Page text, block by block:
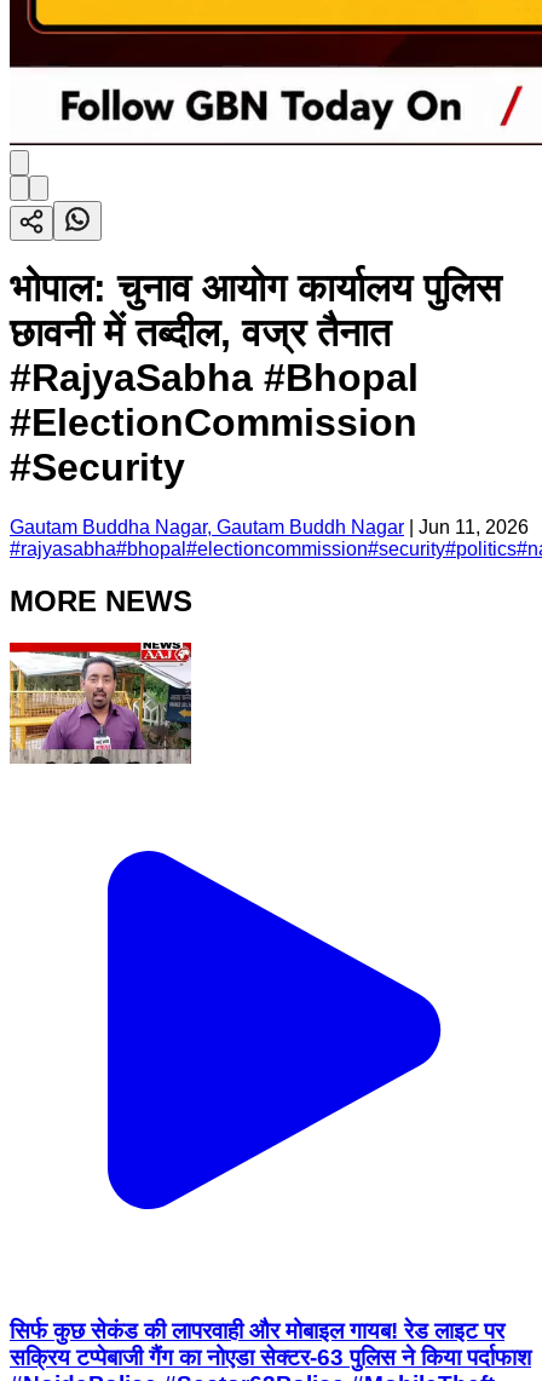
भोपाल: चुनाव आयोग कार्यालय पुलिस
छावनी में तब्दील, वज्र तैनात ​
#RajyaSabha #Bhopal
#ElectionCommission
#Security
Gautam Buddha Nagar, Gautam Buddh Nagar
Jun 11, 2026
#rajyasabha#bhopal #electioncommission#security#politics#
MORE NEWS
सिर्फ कुछ सेकंड की लापरवाही और मोबाइल गायब! रेड लाइट पर
सक्रिय टप्पेबाजी गैंग का नोएडा सेक्टर-63 पुलिस ने किया पर्दाफाश